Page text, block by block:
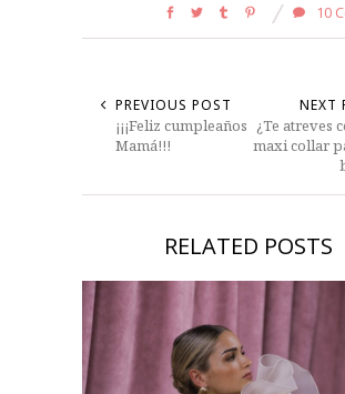
10
PREVIOUS POST
¡¡¡Feliz cumpleaños
Mamá!!!
NEXT
¿Te atreves
maxi collar
RELATED POSTS